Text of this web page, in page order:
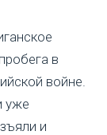
в
войне.
уже
и